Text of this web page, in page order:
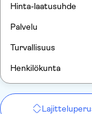
Hinta-laatusuhde
Palvelu
Turvallisuus
Henkilökunta